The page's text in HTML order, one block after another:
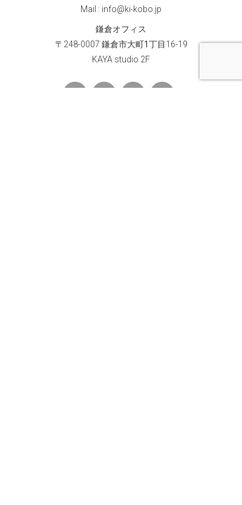
Mail : info@ki-kobo.jp
鎌倉オフィス
〒 248-0007 鎌倉市大町1丁目 16-19
KAYA studio 2F